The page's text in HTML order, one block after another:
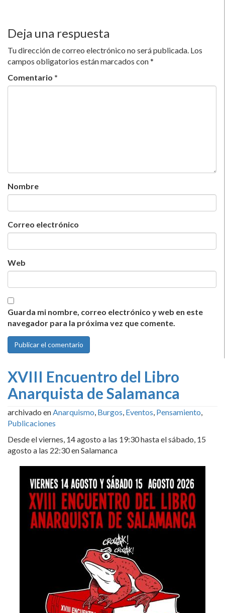
Deja una respuesta
Tu dirección de correo electrónico no será publicada. Los
campos obligatorios están marcados con*
Comentario *
Nombre
Correo electrónico
Web
Guarda mi nombre, correo electrónico y web en este
navegador para la próxima vez que comente.
XVIII Encuentro del Libro
Anarquista de Salamanca
archivado enAnarquismo, Burgos, Eventos, Pensamiento,
Publicaciones
Desde el viernes, 14 agosto a las 19:30 hasta el sábado, 15
agosto a las 22:30 en Salamanca